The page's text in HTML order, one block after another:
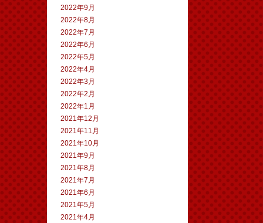
2022年9月
2022年8月
2022年7月
2022年6月
2022年5月
2022年4月
2022年3月
2022年2月
2022年1月
2021年12月
2021年11月
2021年10月
2021年9月
2021年8月
2021年7月
2021年6月
2021年5月
2021年4月